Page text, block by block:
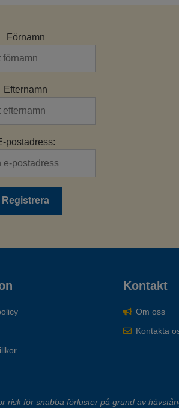
Förnamn
Efternamn
postadress:
Kontakt
Om oss
Kontakta
risk för snabba förluster på grund av